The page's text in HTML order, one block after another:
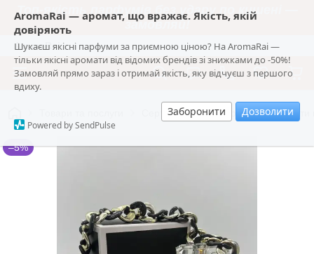
AromaRai — аромат, що вражає. Якість, якій
довіряють
Шукаєш якісні парфуми за приємною ціною? На AromaRai —
тільки якісні аромати від відомих брендів зі знижками до -50%!
Замовляй прямо зараз і отримай якість, яку відчуєш з першого
вдиху.
Заборонити Дозволити
Powered by SendPulse
Топ-якість парфумів без удару по кишені —
замовляй!
AromaRai
Сертифікована Victoria's Secret: Хіти
–5%